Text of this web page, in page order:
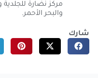
مركز نضارة للجلدية
والبحر الأحمر.
شارك